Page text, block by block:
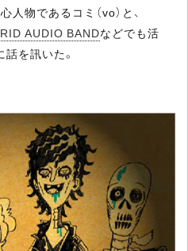
人物であるコミ（vo）と、
AUDIO BANDなどでも活
話を訊いた。